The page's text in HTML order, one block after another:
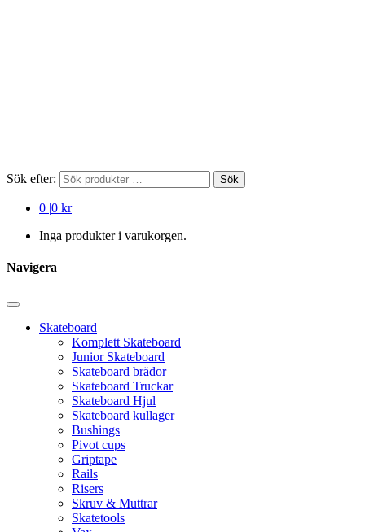
Sök efter: Sök
0 |0 kr
Inga produkter i varukorgen.
Navigera
Skateboard
Komplett Skateboard
Junior Skateboard
Skateboard brädor
Skateboard Truckar
Skateboard Hjul
Skateboard kullager
Bushings
Pivot cups
Griptape
Rails
Risers
Skruv & Muttrar
Skatetools